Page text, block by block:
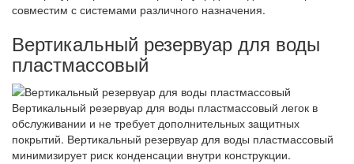
совместим с системами различного назначения.
Вертикальный резервуар для воды
пластмассовый
Вертикальный резервуар для воды пластмассовый легок в
обслуживании и не требует дополнительных защитных
покрытий. Вертикальный резервуар для воды пластмассовый
минимизирует риск конденсации внутри конструкции.